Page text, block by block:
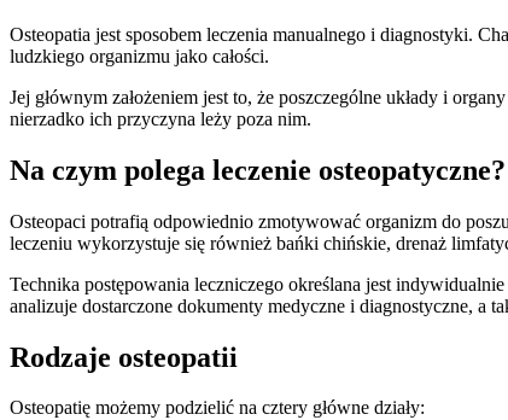
Osteopatia jest sposobem leczenia manualnego i diagnostyki.
ludzkiego organizmu jako całości.
Jej głównym założeniem jest to, że poszczególne układy i
nierzadko ich przyczyna leży poza nim.
Na czym polega leczenie osteopatyczne?
Osteopaci potrafią odpowiednio zmotywować organizm do
leczeniu wykorzystuje się również bańki chińskie, drenaż
Technika postępowania leczniczego określana jest
analizuje dostarczone dokumenty medyczne i diagnostyczne, a
Rodzaje osteopatii
Osteopatię możemy podzielić na cztery główne działy: